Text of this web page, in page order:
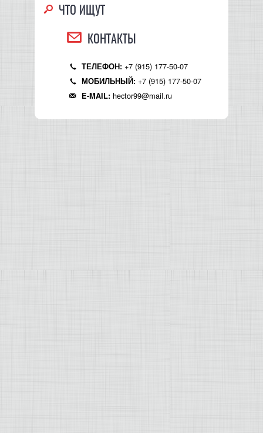
ЧТО ИЩУТ
КОНТАКТЫ
ТЕЛЕФОН: +7 (915) 177-50-07
МОБИЛЬНЫЙ: +7 (915) 177-50-07
E-MAIL: hector99@mail.ru